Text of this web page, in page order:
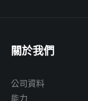
關於我們
公司資料
能力